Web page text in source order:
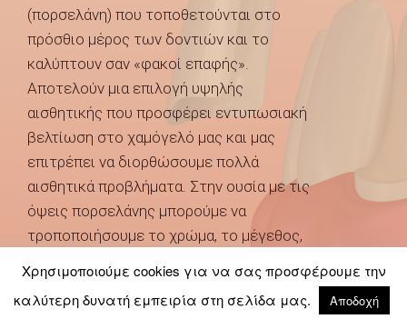
(πορσελάνη) που τοποθετούνται στο
πρόσθιο μέρος των δοντιών και το
καλύπτουν σαν «φακοί επαφής».
Αποτελούν μια επιλογή υψηλής
αισθητικής που προσφέρει εντυπωσιακή
βελτίωση στο χαμόγελό μας και μας
επιτρέπει να διορθώσουμε πολλά
αισθητικά προβλήματα. Στην ουσία με τις
όψεις πορσελάνης μπορούμε να
τροποποιήσουμε το χρώμα, το μέγεθος,
προβλήματα που αντιμετωπίζουμε με τις
όψεις πορσελάνης είναι τα εξής:
Χρησιμοποιούμε cookies για να σας προσφέρουμε την
καλύτερη δυνατή εμπειρία στη σελίδα μας.
Αποδοχή